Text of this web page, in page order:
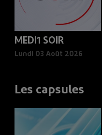
MEDI1 SOIR
Lundi 03 Août 2026
Les capsules